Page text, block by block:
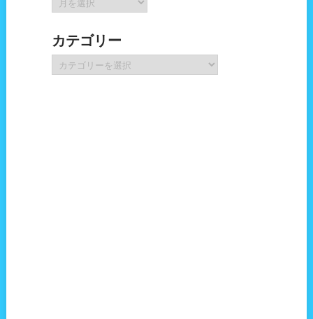
ー
イ
ブ
カテゴリー
テ